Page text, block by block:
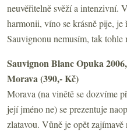
neuvěřitelně svěží a intenzivní.
harmonii, víno se krásně pije,
Sauvignonu nemusím, tak tohle
Sauvignon Blanc Opuka
Morava (390,- Kč)
Morava (na vinětě se dozvíme
její jméno ne) se prezentuje
zlatavou. Vůně je opět